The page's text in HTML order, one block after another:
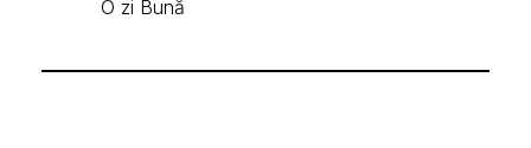
O zi Bună